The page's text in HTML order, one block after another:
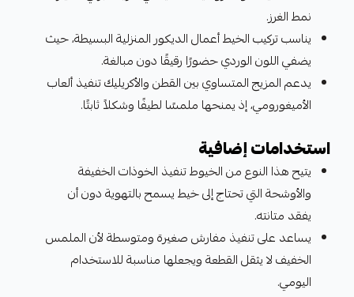
نمط الغرز.
يناسب تركيب الخيط أعمال الديكور المنزلية البسيطة، حيث
يضفي اللون الوردي حضورًا رقيقًا دون مبالغة.
يدعم المزيج المتساوي بين القطن والأكريليك تنفيذ ألعاب
الأميغورومي، إذ يمنحها ملمسًا لطيفًا وشكلاً ثابتًا.
استخدامات إضافية
يتيح هذا النوع من الخيوط تنفيذ الخوذات الخفيفة
والأوشحة التي تحتاج إلى خيط يسمح بالتهوية دون أن
يفقد متانته.
يساعد على تنفيذ مفارش صغيرة ومتوسطة لأن الملمس
الخفيف لا يثقل القطعة ويجعلها مناسبة للاستخدام
اليومي.